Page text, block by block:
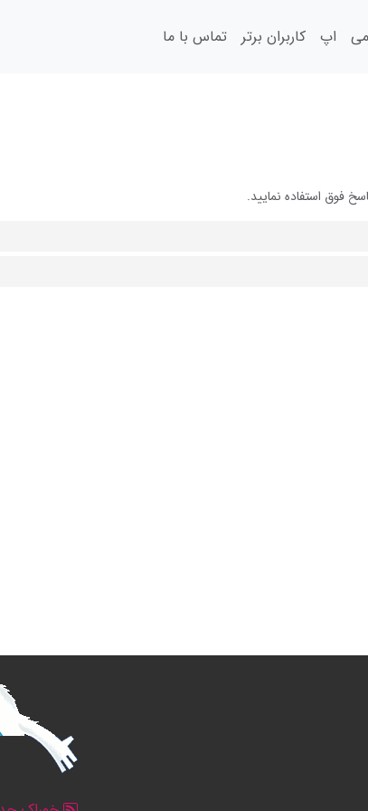
اپ کاربران برتر تماس با ما
فوق استفاده نمایید.